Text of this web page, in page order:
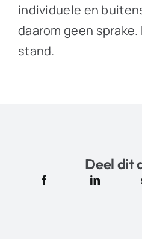
individuele en
daarom geen
stand.
Deel dit